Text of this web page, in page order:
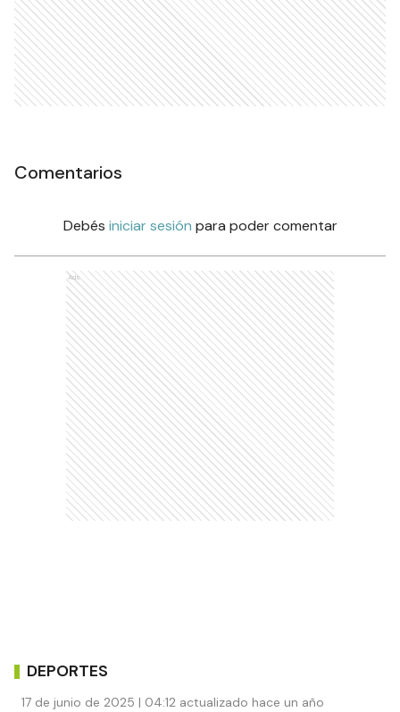
Comentarios
Debés iniciar sesión para poder comentar
Ads
DEPORTES
17 de junio de 2025 | 04:12 actualizado hace un año